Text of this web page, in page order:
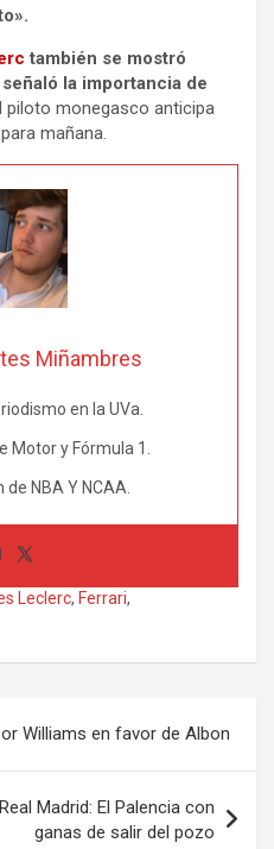
también se mostró
la importancia de
piloto monegasco anticipa
mañana.
Miñambres
en la UVa.
Motor y Fórmula 1.
NBA Y NCAA.
Leclerc, Ferrari,
Williams en favor de Albon
Madrid: El Palencia con
ganas de salir del pozo